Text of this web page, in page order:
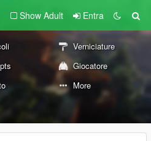
Show Adult Entra
Verniciature
Giocatore
More